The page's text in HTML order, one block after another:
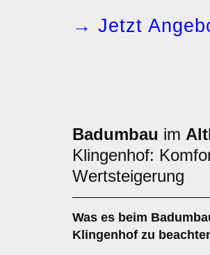
→ Jetzt
Badumbau im
Klingenhof:
Wertsteigerung
Was es beim
Klingenhof zu